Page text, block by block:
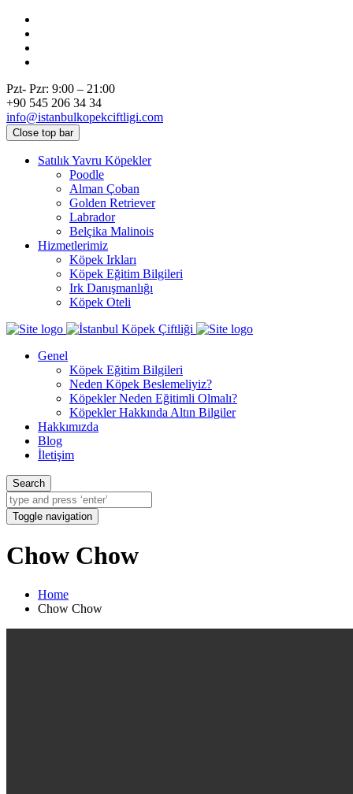
Pzt- Pzr: 9:00 – 21:00
+90 545 206 34 34
info@istanbulkopekciftligi.com
Close top bar
Satılık Yavru Köpekler
Poodle
Alman Çoban
Golden Retriever
Labrador
Belçika Malinois
Hizmetlerimiz
Köpek Irkları
Köpek Eğitim Bilgileri
Irk Danışmanlığı
Köpek Oteli
Genel
Köpek Eğitim Bilgileri
Neden Köpek Beslemeliyiz?
Köpekler Neden Eğitimli Olmalı?
Köpekler Hakkında Altın Bilgiler
Hakkımızda
Blog
İletişim
Search
Toggle navigation
Chow Chow
Home
Chow Chow